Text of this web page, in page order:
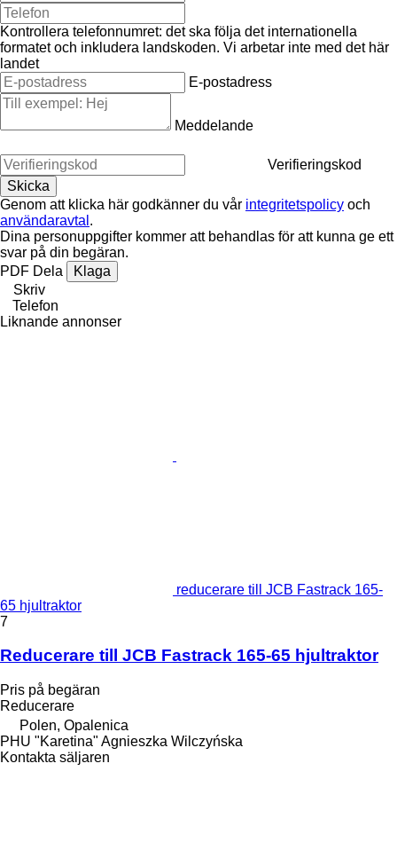
Kontrollera telefonnumret: det ska följa det internationella
formatet och inkludera landskoden. Vi arbetar inte med det här
landet
E-postadress
Meddelande
Verifieringskod
Genom att klicka här godkänner du vår integritetspolicy och
användaravtal .
Dina personuppgifter kommer att behandlas för att kunna ge ett
svar på din begäran.
PDF Dela
Klaga
Skriv
Telefon
Liknande annonser
reducerare till JCB Fastrack 165-
65 hjultraktor
7
Reducerare till JCB Fastrack 165-65 hjultraktor
Pris på begäran
Reducerare
Polen, Opalenica
PHU "Karetina" Agnieszka Wilczyńska
Kontakta säljaren